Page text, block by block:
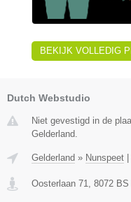
BEKIJK VOLLEDIG
Dutch Webstudio
Niet gevestigd in de
Gelderland.
Gelderland » Nunspeet
Oosterlaan 71 8072 BS